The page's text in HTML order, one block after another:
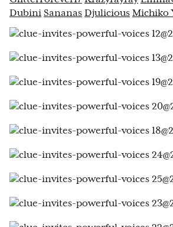
Dubini Sananas Djulicious Michiko